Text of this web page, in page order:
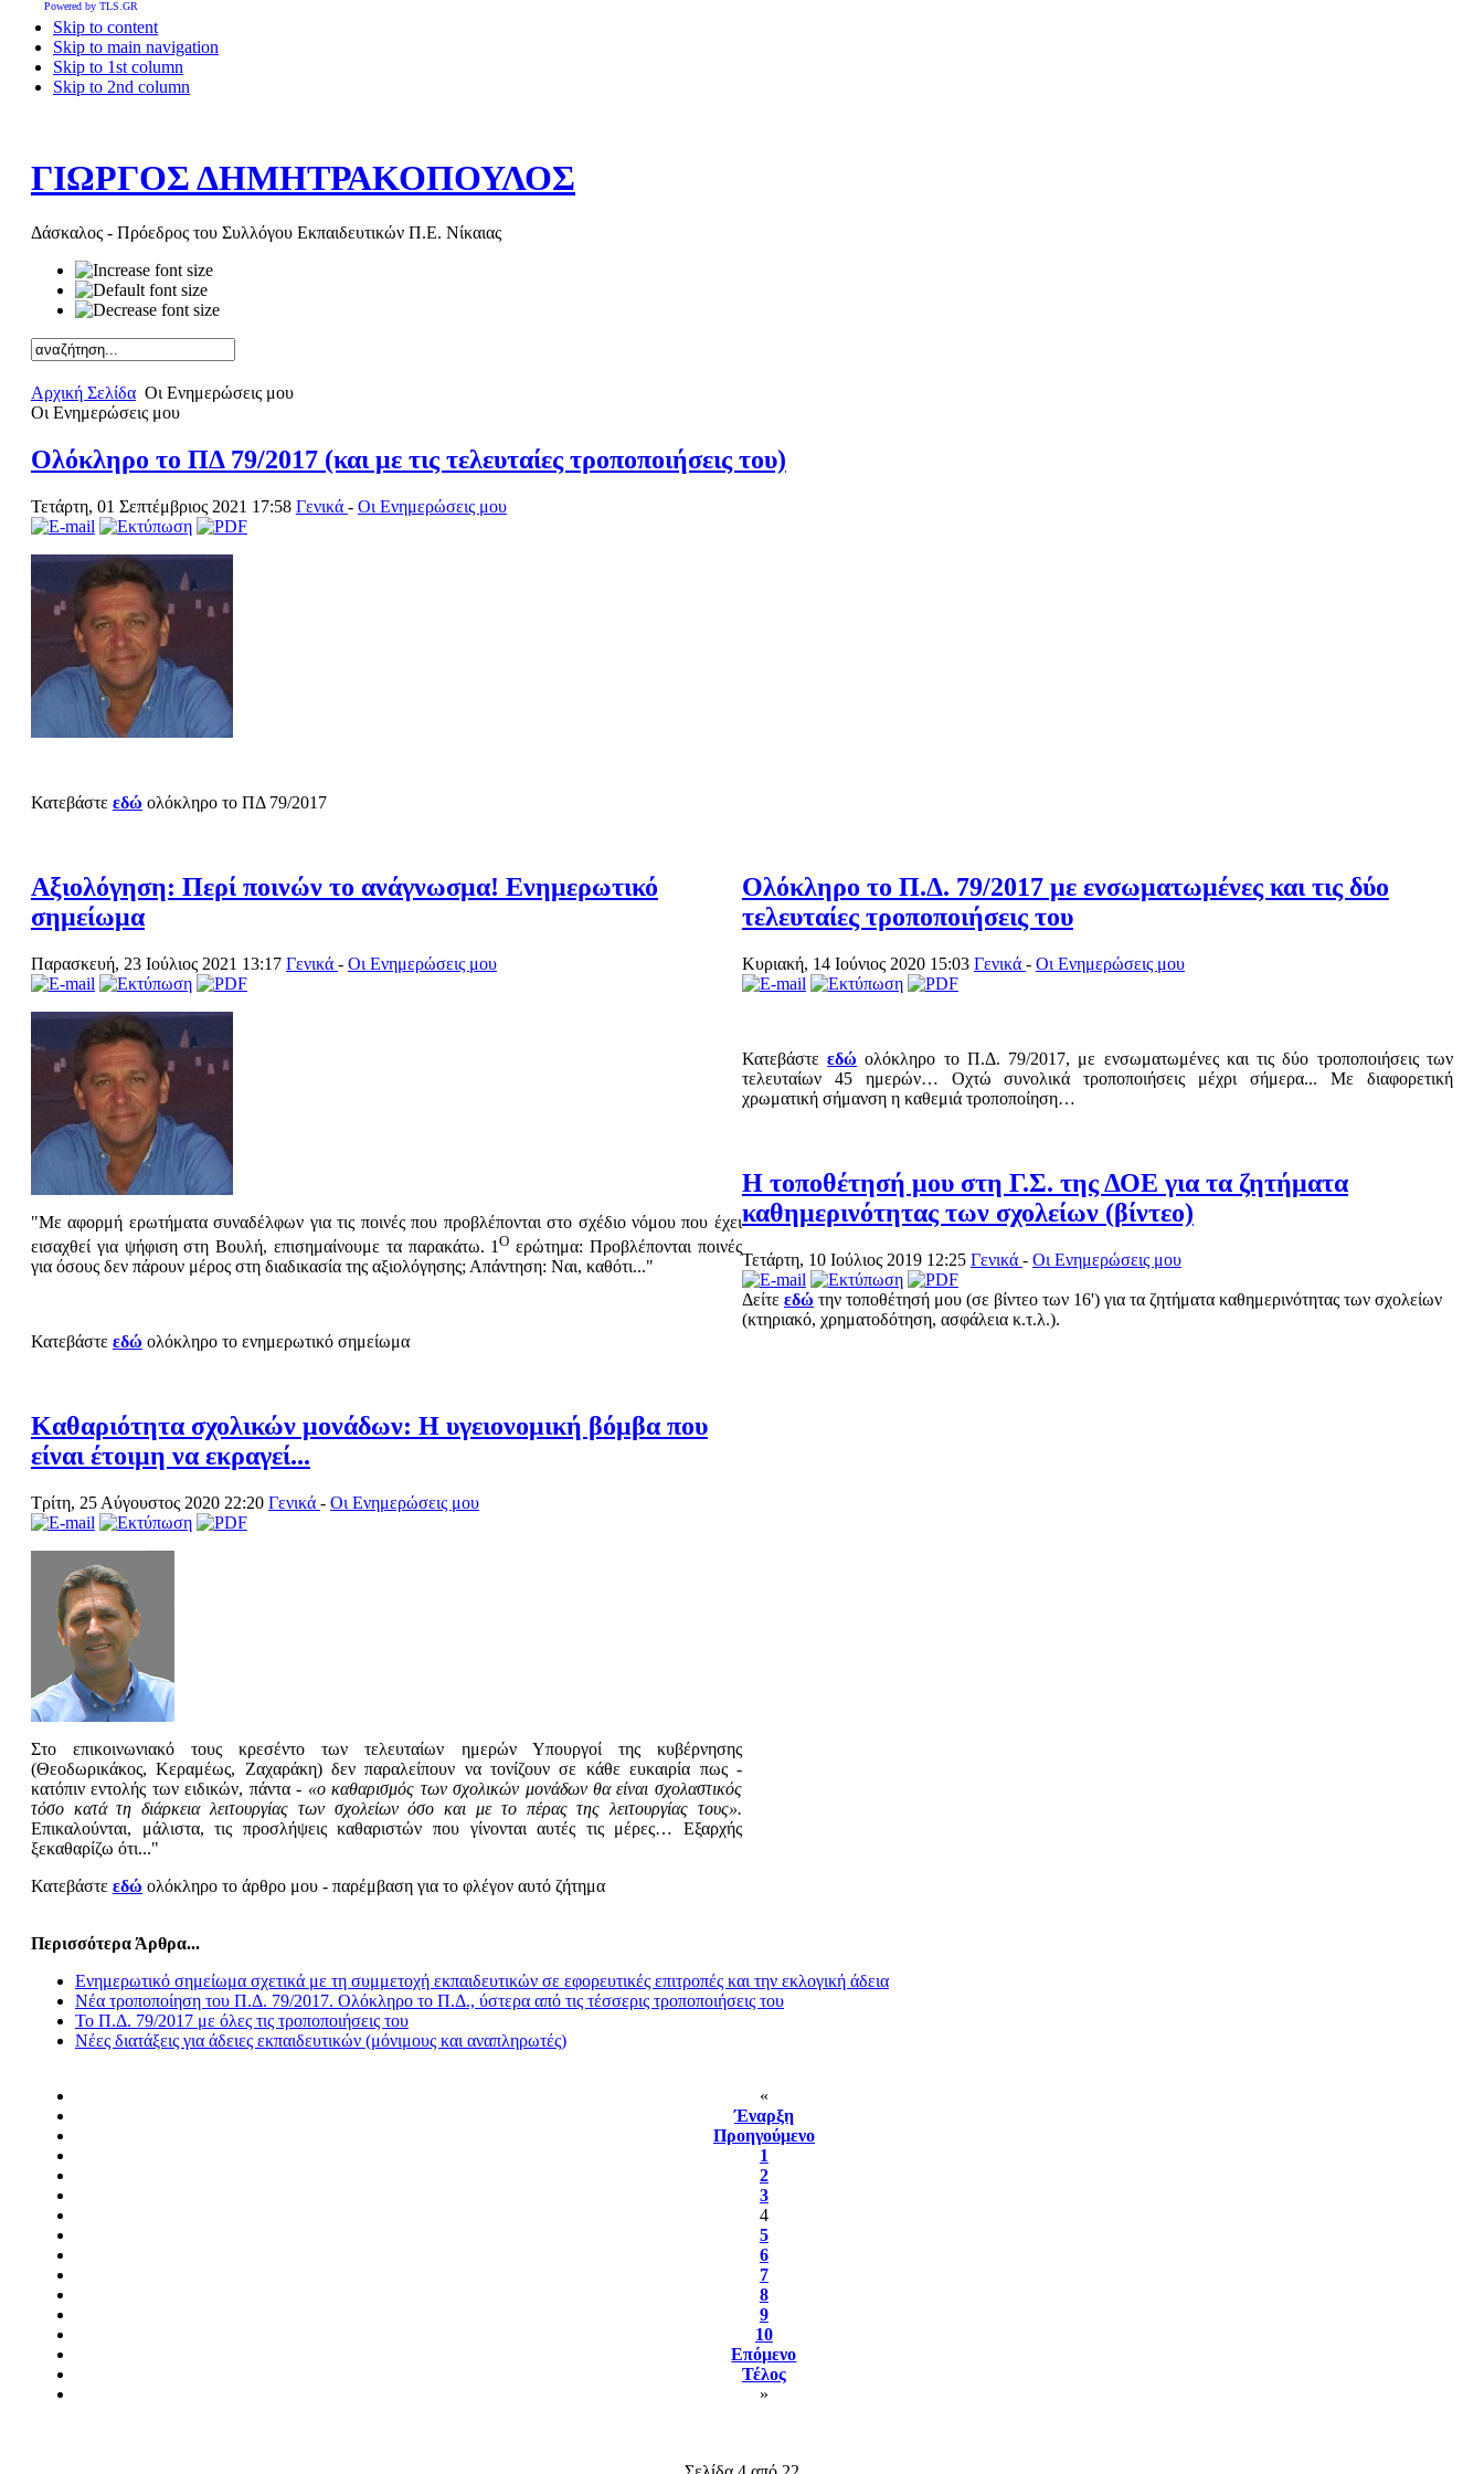
Skip to content
Skip to main navigation
Skip to 1st column
Skip to 2nd column
ΓΙΩΡΓΟΣ ΔΗΜΗΤΡΑΚΟΠΟΥΛΟΣ
Δάσκαλος - Πρόεδρος του Συλλόγου Εκπαιδευτικών Π.Ε. Νίκαιας
Αρχική Σελίδα Οι Ενημερώσεις μου
Οι Ενημερώσεις μου
Ολόκληρο το ΠΔ 79/2017 (και με τις τελευταίες τροποποιήσεις του)
Τετάρτη, 01 Σεπτέμβριος 2021 17:58 Γενικά - Οι Ενημερώσεις μου
Κατεβάστε εδώ ολόκληρο το ΠΔ 79/2017
Αξιολόγηση: Περί ποινών το ανάγνωσμα! Ενημερωτικό
σημείωμα
Παρασκευή, 23 Ιούλιος 2021 13:17 Γενικά - Οι Ενημερώσεις μου
"Με αφορμή ερωτήματα συναδέλφων για τις ποινές που προβλέπονται στο σχέδιο νόμου που έχει
εισαχθεί για ψήφιση στη Βουλή, επισημαίνουμε τα παρακάτω. 1Ο ερώτημα: Προβλέπονται ποινές
για όσους δεν πάρουν μέρος στη διαδικασία της αξιολόγησης; Απάντηση: Ναι, καθότι..."
Κατεβάστε εδώ ολόκληρο το ενημερωτικό σημείωμα
Καθαριότητα σχολικών μονάδων: Η υγειονομική βόμβα που
είναι έτοιμη να εκραγεί...
Τρίτη, 25 Αύγουστος 2020 22:20 Γενικά - Οι Ενημερώσεις μου
Στο επικοινωνιακό τους κρεσέντο των τελευταίων ημερών Υπουργοί της κυβέρνησης
(Θεοδωρικάκος, Κεραμέως, Ζαχαράκη) δεν παραλείπουν να τονίζουν σε κάθε ευκαιρία πως -
κατόπιν εντολής των ειδικών, πάντα - «ο καθαρισμός των σχολικών μονάδων θα είναι σχολαστικός
τόσο κατά τη διάρκεια λειτουργίας των σχολείων όσο και με το πέρας της λειτουργίας τους».
Επικαλούνται, μάλιστα, τις προσλήψεις καθαριστών που γίνονται αυτές τις μέρες… Εξαρχής
ξεκαθαρίζω ότι..."
Κατεβάστε εδώ ολόκληρο το άρθρο μου - παρέμβαση για το φλέγον αυτό ζήτημα
Ολόκληρο το Π.Δ. 79/2017 με ενσωματωμένες και τις δύο
τελευταίες τροποποιήσεις του
Κυριακή, 14 Ιούνιος 2020 15:03 Γενικά - Οι Ενημερώσεις μου
Κατεβάστε εδώ ολόκληρο το Π.Δ. 79/2017, με ενσωματωμένες και τις δύο τροποποιήσεις των
τελευταίων 45 ημερών… Οχτώ συνολικά τροποποιήσεις μέχρι σήμερα... Με διαφορετική
χρωματική σήμανση η καθεμιά τροποποίηση…
Η τοποθέτησή μου στη Γ.Σ. της ΔΟΕ για τα ζητήματα
καθημερινότητας των σχολείων (βίντεο)
Τετάρτη, 10 Ιούλιος 2019 12:25 Γενικά - Οι Ενημερώσεις μου
Δείτε εδώ την τοποθέτησή μου (σε βίντεο των 16') για τα ζητήματα καθημερινότητας των σχολείων
(κτηριακό, χρηματοδότηση, ασφάλεια κ.τ.λ.).
Περισσότερα Άρθρα...
Ενημερωτικό σημείωμα σχετικά με τη συμμετοχή εκπαιδευτικών σε εφορευτικές επιτροπές και την εκλογική άδεια
Νέα τροποποίηση του Π.Δ. 79/2017. Ολόκληρο το Π.Δ., ύστερα από τις τέσσερις τροποποιήσεις του
Το Π.Δ. 79/2017 με όλες τις τροποποιήσεις του
Νέες διατάξεις για άδειες εκπαιδευτικών (μόνιμους και αναπληρωτές)
«
Έναρξη
Προηγούμενο
1
2
3
4
5
6
7
8
9
10
Επόμενο
Τέλος
»
Powered by TLS.GR